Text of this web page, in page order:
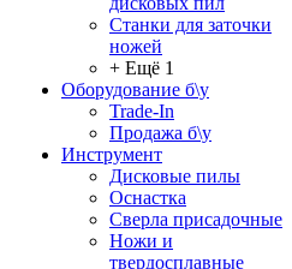
Станки для заточки
ножей
+ Ещё 1
Оборудование б\у
Trade-In
Продажа б\у
Инструмент
Дисковые пилы
Оснастка
Сверла присадочные
Ножи и
твердосплавные